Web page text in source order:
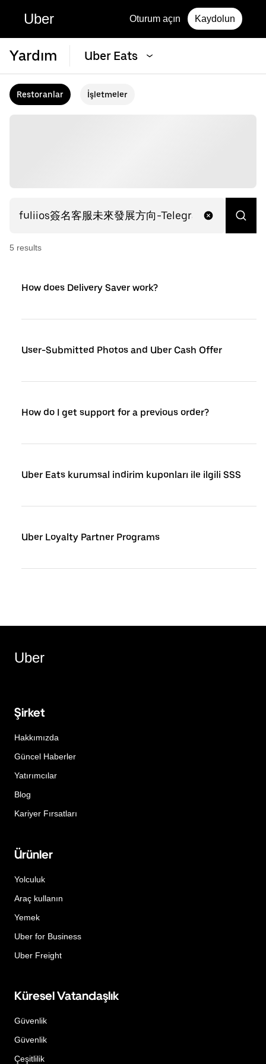
Uber Oturum açın Kaydolun
Yardım Uber Eats
Restoranlar İşletmeler
5 results
How does Delivery Saver work?
User-Submitted Photos and Uber Cash Offer
How do I get support for a previous order?
Uber Eats kurumsal indirim kuponları ile ilgili SSS
Uber Loyalty Partner Programs
Uber
Şirket
Hakkımızda
Güncel Haberler
Yatırımcılar
Blog
Kariyer Fırsatları
Ürünler
Yolculuk
Araç kullanın
Yemek
Uber for Business
Uber Freight
Küresel Vatandaşlık
Güvenlik
Güvenlik
Çeşitlilik